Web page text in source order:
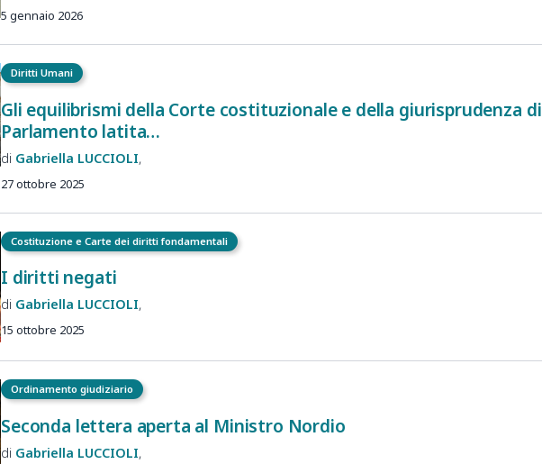
5 gennaio 2026
Diritti Umani
Gli equilibrismi della Corte costituzionale e della giurisprudenza
Parlamento latita…
Gabriella LUCCIOLI
27 ottobre 2025
Costituzione e Carte dei diritti fondamentali
I diritti negati
Gabriella LUCCIOLI
15 ottobre 2025
Ordinamento giudiziario
Seconda lettera aperta al Ministro Nordio
Gabriella LUCCIOLI